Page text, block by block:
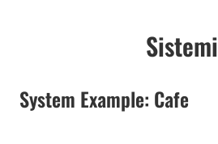
Sistemi
System Example: Cafe